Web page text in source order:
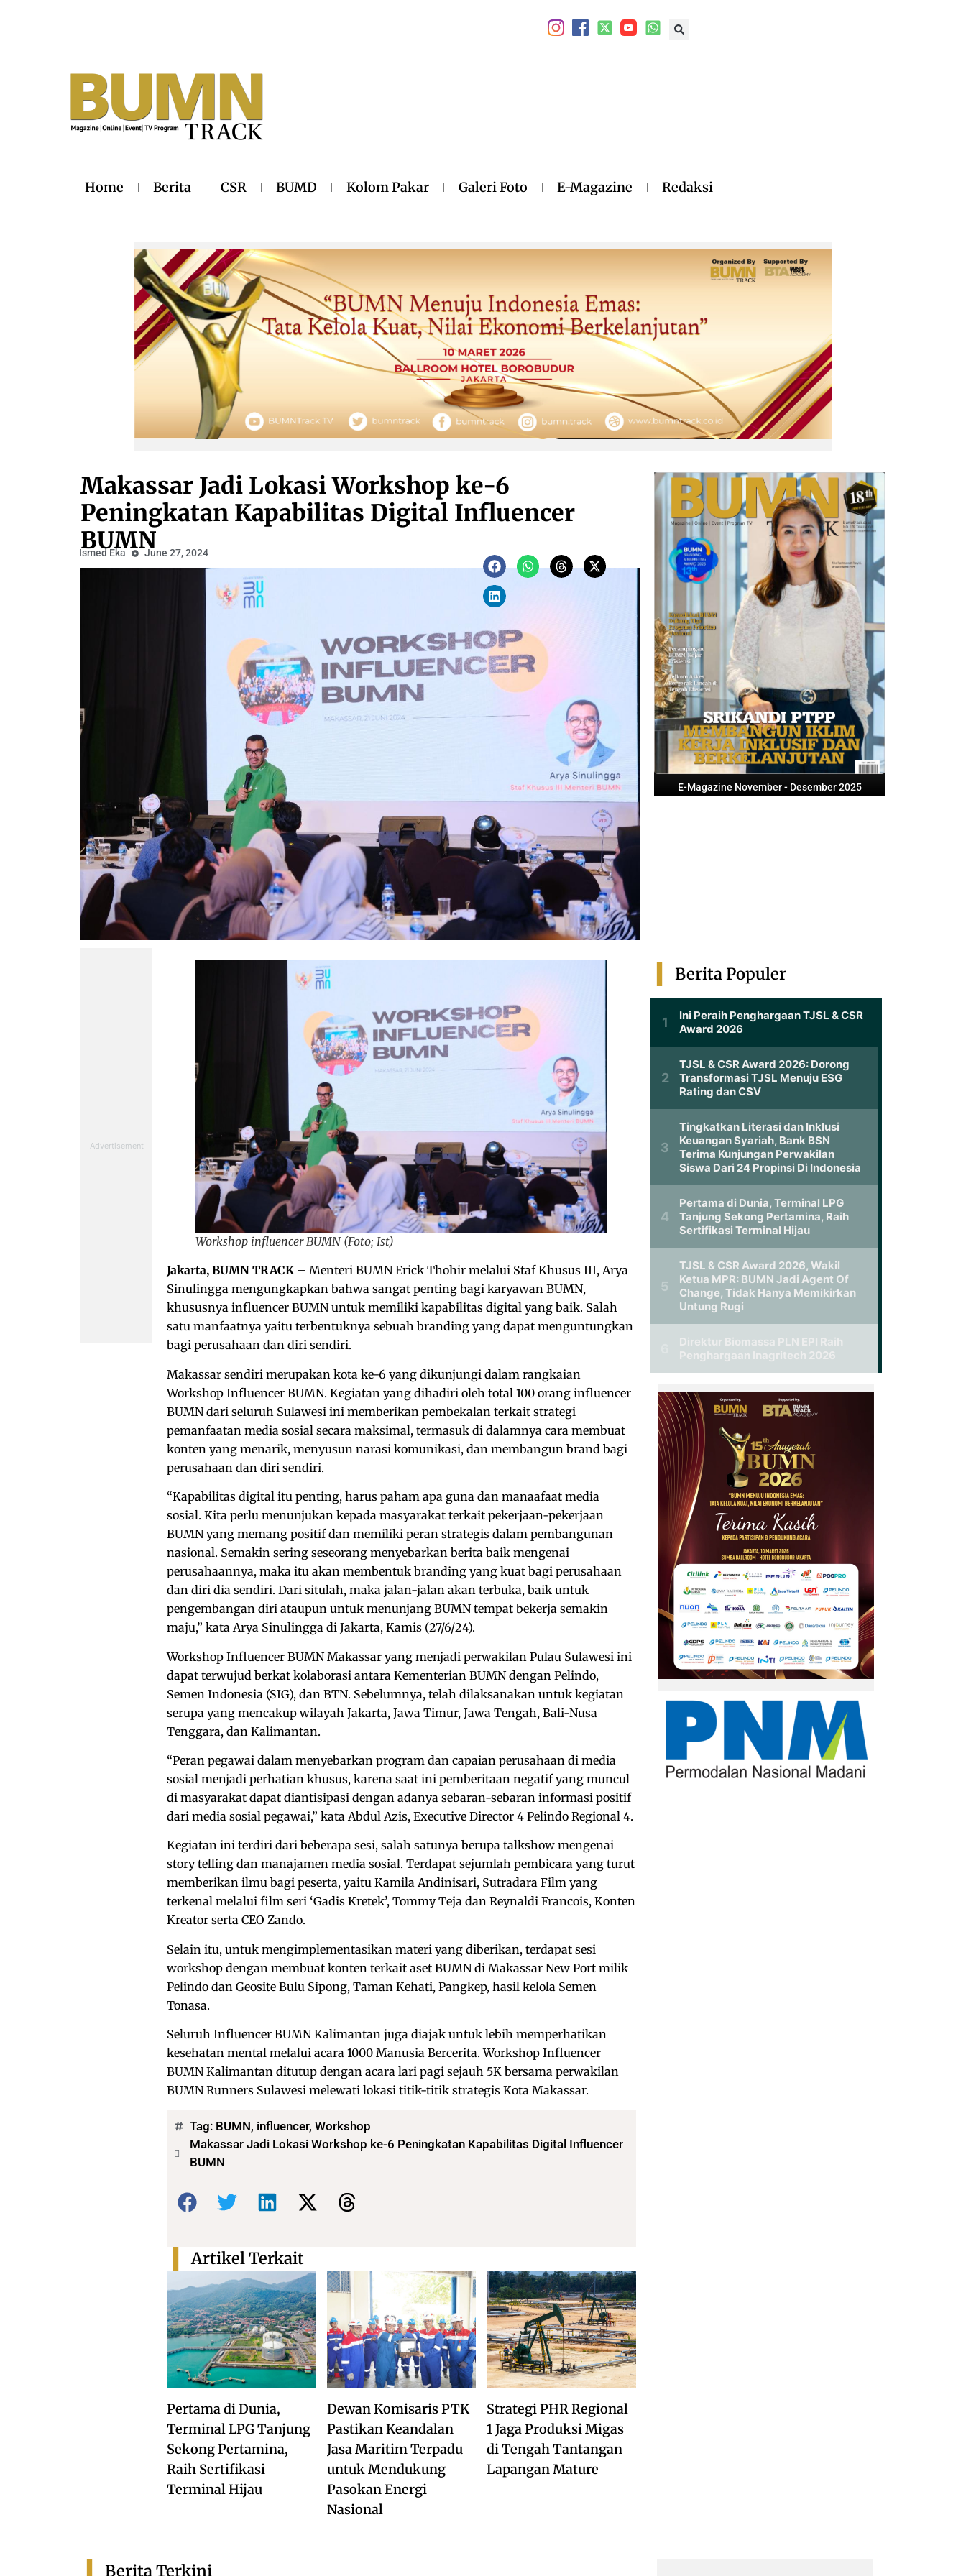
Home Berita CSR BUMD Kolom Pakar Galeri Foto E-Magazine Redaksi
Makassar Jadi Lokasi Workshop ke-6
Peningkatan Kapabilitas Digital Influencer
BUMN
Ismed Eka June 27, 2024
E-Magazine November - Desember 2025
Workshop influencer BUMN (Foto; Ist)
Jakarta, BUMN TRACK – Menteri BUMN Erick Thohir melalui Staf Khusus III, Arya
Sinulingga mengungkapkan bahwa sangat penting bagi karyawan BUMN,
khususnya influencer BUMN untuk memiliki kapabilitas digital yang baik. Salah
satu manfaatnya yaitu terbentuknya sebuah branding yang dapat menguntungkan
bagi perusahaan dan diri sendiri.
Makassar sendiri merupakan kota ke-6 yang dikunjungi dalam rangkaian
Workshop Influencer BUMN. Kegiatan yang dihadiri oleh total 100 orang influencer
BUMN dari seluruh Sulawesi ini memberikan pembekalan terkait strategi
pemanfaatan media sosial secara maksimal, termasuk di dalamnya cara membuat
konten yang menarik, menyusun narasi komunikasi, dan membangun brand bagi
perusahaan dan diri sendiri.
“Kapabilitas digital itu penting, harus paham apa guna dan manaafaat media
sosial. Kita perlu menunjukan kepada masyarakat terkait pekerjaan-pekerjaan
BUMN yang memang positif dan memiliki peran strategis dalam pembangunan
nasional. Semakin sering seseorang menyebarkan berita baik mengenai
perusahaannya, maka itu akan membentuk branding yang kuat bagi perusahaan
dan diri dia sendiri. Dari situlah, maka jalan-jalan akan terbuka, baik untuk
pengembangan diri ataupun untuk menunjang BUMN tempat bekerja semakin
maju,” kata Arya Sinulingga di Jakarta, Kamis (27/6/24).
Workshop Influencer BUMN Makassar yang menjadi perwakilan Pulau Sulawesi ini
dapat terwujud berkat kolaborasi antara Kementerian BUMN dengan Pelindo,
Semen Indonesia (SIG), dan BTN. Sebelumnya, telah dilaksanakan untuk kegiatan
serupa yang mencakup wilayah Jakarta, Jawa Timur, Jawa Tengah, Bali-Nusa
Tenggara, dan Kalimantan.
“Peran pegawai dalam menyebarkan program dan capaian perusahaan di media
sosial menjadi perhatian khusus, karena saat ini pemberitaan negatif yang muncul
di masyarakat dapat diantisipasi dengan adanya sebaran-sebaran informasi positif
dari media sosial pegawai,” kata Abdul Azis, Executive Director 4 Pelindo Regional 4.
Kegiatan ini terdiri dari beberapa sesi, salah satunya berupa talkshow mengenai
story telling dan manajamen media sosial. Terdapat sejumlah pembicara yang turut
memberikan ilmu bagi peserta, yaitu Kamila Andinisari, Sutradara Film yang
terkenal melalui film seri ‘Gadis Kretek’, Tommy Teja dan Reynaldi Francois, Konten
Kreator serta CEO Zando.
Selain itu, untuk mengimplementasikan materi yang diberikan, terdapat sesi
workshop dengan membuat konten terkait aset BUMN di Makassar New Port milik
Pelindo dan Geosite Bulu Sipong, Taman Kehati, Pangkep, hasil kelola Semen
Tonasa.
Seluruh Influencer BUMN Kalimantan juga diajak untuk lebih memperhatikan
kesehatan mental melalui acara 1000 Manusia Bercerita. Workshop Influencer
BUMN Kalimantan ditutup dengan acara lari pagi sejauh 5K bersama perwakilan
BUMN Runners Sulawesi melewati lokasi titik-titik strategis Kota Makassar.
Tag: BUMN, influencer, Workshop
Makassar Jadi Lokasi Workshop ke-6 Peningkatan Kapabilitas Digital Influencer
BUMN
Bagikan:
Pertama di Dunia,
Terminal LPG Tanjung
Sekong Pertamina,
Raih Sertifikasi
Terminal Hijau
Dewan Komisaris PTK
Pastikan Keandalan
Jasa Maritim Terpadu
untuk Mendukung
Pasokan Energi
Nasional
Strategi PHR Regional
1 Jaga Produksi Migas
di Tengah Tantangan
Lapangan Mature
Artikel Terkait
Berita Populer
Berita Terkini